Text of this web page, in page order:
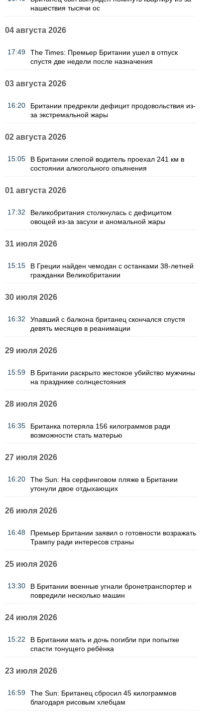
нашествия тысячи ос
04 августа 2026
17:49
The Times: Премьер Британии ушел в отпуск
спустя две недели после назначения
03 августа 2026
16:20
Британии предрекли дефицит продовольствия из-
за экстремальной жары
02 августа 2026
15:05
В Британии слепой водитель проехал 241 км в
состоянии алкогольного опьянения
01 августа 2026
17:32
Великобритания столкнулась с дефицитом
овощей из-за засухи и аномальной жары
31 июля 2026
15:15
В Греции найден чемодан с останками 38-летней
гражданки Великобритании
30 июля 2026
16:32
Упавший с балкона британец скончался спустя
девять месяцев в реанимации
29 июля 2026
15:59
В Британии раскрыто жестокое убийство мужчины
на празднике солнцестояния
28 июля 2026
16:35
Британка потеряла 156 килограммов ради
возможности стать матерью
27 июля 2026
16:20
The Sun: На серфинговом пляже в Британии
утонули двое отдыхающих
26 июля 2026
16:48
Премьер Британии заявил о готовности возражать
Трампу ради интересов страны
25 июля 2026
13:30
В Британии военные угнали бронетранспортер и
повредили несколько машин
24 июля 2026
15:22
В Британии мать и дочь погибли при попытке
спасти тонущего ребёнка
23 июля 2026
16:59
The Sun: Британец сбросил 45 килограммов
благодаря рисовым хлебцам